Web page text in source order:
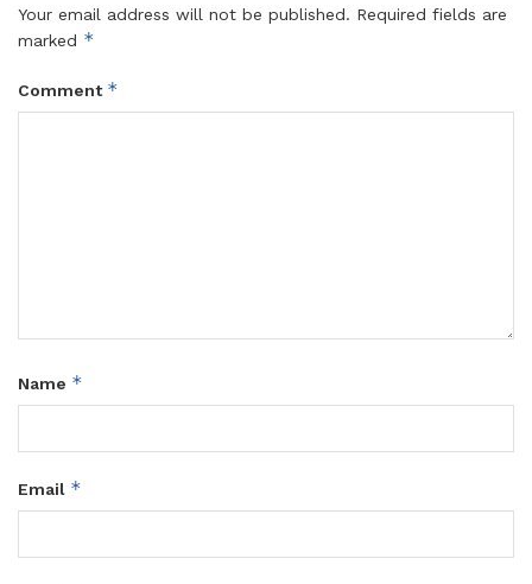
Your email address will not be published. Required fields are
marked *
Comment *
Name *
Email *